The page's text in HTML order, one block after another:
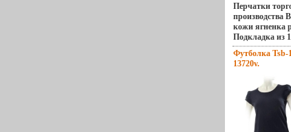
Перчатки
производства
кожи ягненка
Подкладка из
наружные
кожей Разрез
сторобълмшне
от нижней
края
2221w
рыже-
Венгрия.
Футболка Tsb-
13720v.